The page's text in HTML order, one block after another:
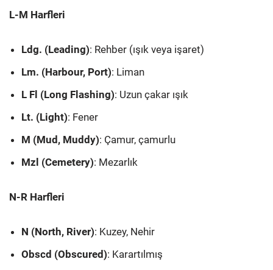
L-M Harfleri
Ldg. (Leading): Rehber (ışık veya işaret)
Lm. (Harbour, Port): Liman
L Fl (Long Flashing): Uzun çakar ışık
Lt. (Light): Fener
M (Mud, Muddy): Çamur, çamurlu
Mzl (Cemetery): Mezarlık
N-R Harfleri
N (North, River): Kuzey, Nehir
Obscd (Obscured): Karartılmış